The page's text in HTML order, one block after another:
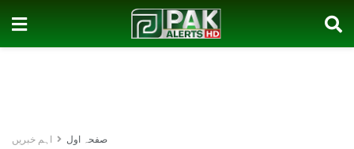
صفحہ اول اہم خبریں